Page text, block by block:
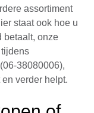
assortiment
staat ook hoe u
betaalt, onze
38080006),
verder helpt.